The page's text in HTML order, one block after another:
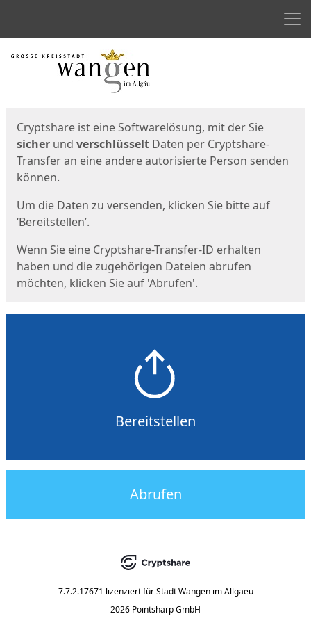
Start
Cryptshare ist eine Softwarelösung, mit der Sie
sicher und verschlüsselt Daten per Cryptshare-
Transfer an eine andere autorisierte Person senden
können.
Um die Daten zu versenden, klicken Sie bitte auf
‘Bereitstellen’.
Wenn Sie eine Cryptshare-Transfer-ID erhalten
haben und die zugehörigen Dateien abrufen
möchten, klicken Sie auf 'Abrufen'.
Bereitstellen
Abrufen
7.7.2.17671 lizenziert für Stadt Wangen im Allgaeu
2026 Pointsharp GmbH